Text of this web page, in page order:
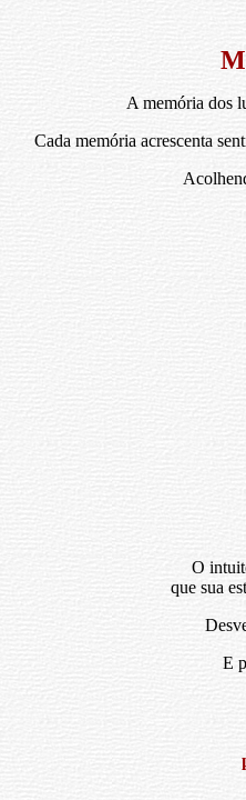
A memória dos
Cada memória acrescenta
O
que sua
E